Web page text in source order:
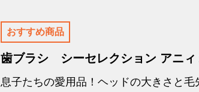
おすすめ商品
歯ブラシ シーセレクション アニィ
息子たちの愛用品！ヘッドの大きさと毛